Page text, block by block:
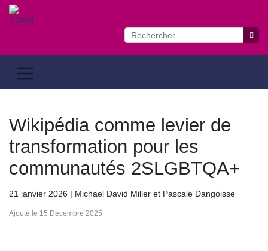
Passer
Wikipédia comme levier de
transformation pour les
communautés 2SLGBTQA+
21 janvier 2026 | Michael David Miller et Pascale Dangoisse
Ajouté le 15 Décembre 2025